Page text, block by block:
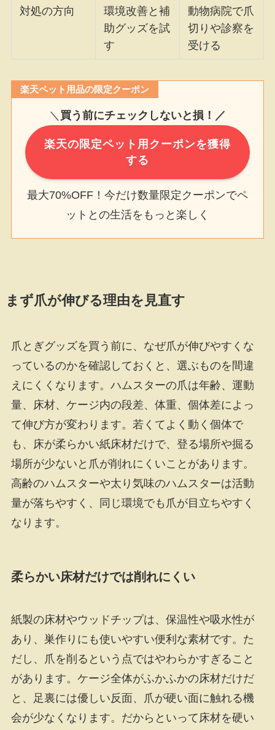
対処の方向
環境改善と補
助グッズを試
す
動物病院で爪
切りや診察を
受ける
楽天ペット用品の限定クーポン
＼ 買う前にチェックしないと損！／
楽天の限定ペット用クーポンを獲得
する
最大70%OFF！今だけ数量限定クーポンでペ
ットとの生活をもっと楽しく
まず爪が伸びる理由を見直す
爪とぎグッズを買う前に、なぜ爪が伸びやすくな
っているのかを確認しておくと、選ぶものを間違
えにくくなります。ハムスターの爪は年齢、運動
量、床材、ケージ内の段差、体重、個体差によっ
て伸び方が変わります。若くてよく動く個体で
も、床が柔らかい紙床材だけで、登る場所や掘る
場所が少ないと爪が削れにくいことがあります。
高齢のハムスターや太り気味のハムスターは活動
量が落ちやすく、同じ環境でも爪が目立ちやすく
なります。
柔らかい床材だけでは削れにくい
紙製の床材やウッドチップは、保温性や吸水性が
あり、巣作りにも使いやすい便利な素材です。た
だし、爪を削るという点ではやわらかすぎること
があります。ケージ全体がふかふかの床材だけだ
と、足裏には優しい反面、爪が硬い面に触れる機
会が少なくなります。だからといって床材を硬い